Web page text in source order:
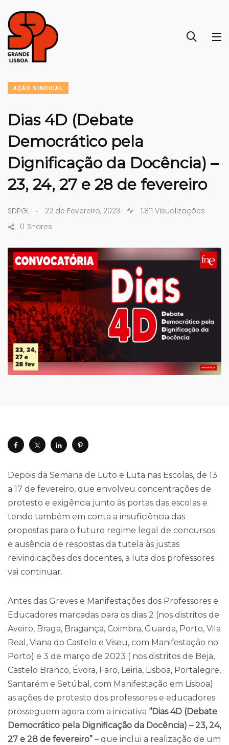
AÇÃO SINDICAL
Dias 4D (Debate
Democrático pela
Dignificação da Docência) –
23, 24, 27 e 28 de fevereiro
SDPGL . 22 de Fevereiro, 2023
1.811 Visualizações
Shares
0
Depois da Semana de Luto e Luta nas Escolas, de 13
a 17 de fevereiro, que envolveu concentrações de
protesto e exigência junto às portas das escolas e
tendo também em conta a insuficiência das
propostas para o futuro regime legal de concursos
e ausência de respostas da tutela às justas
reivindicações dos docentes, a luta dos professores
vai continuar.
Antes das Greves e Manifestações dos Professores e
Educadores marcadas para os dias 2 (nos distritos de
Aveiro, Braga, Bragança, Coimbra, Guarda, Porto, Vila
Real, Viana do Castelo e Viseu, com Manifestação no
Porto) e 3 de março de 2023 ( nos distritos de Beja,
Castelo Branco, Évora, Faro, Leiria, Lisboa, Portalegre,
Santarém e Setúbal, com Manifestação em Lisboa)
as ações de protesto dos professores e educadores
prosseguem agora com a iniciativa “Dias 4D (Debate
Democrático pela Dignificação da Docência) – 23, 24,
27 e 28 de fevereiro” – que inclui a realização de um